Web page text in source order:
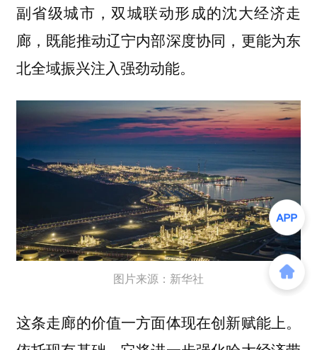
副省级城市，双城联动形成的沈大经济走
廊，既能推动辽宁内部深度协同，更能为东
北全域振兴注入强劲动能。
图片来源：新华社
这条走廊的价值一方面体现在创新赋能上。